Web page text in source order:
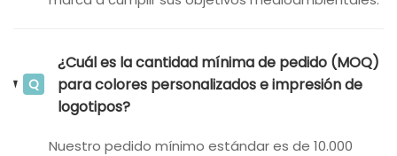
Q
¿Cuál es la cantidad mínima de pedido (MOQ)
para colores personalizados e impresión de
logotipos?
Nuestro pedido mínimo estándar es de 10.000